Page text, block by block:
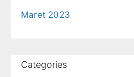
Maret 2023
Categories